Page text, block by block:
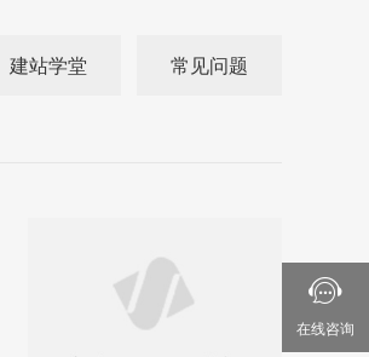

在线咨询
建站学堂 常见问题